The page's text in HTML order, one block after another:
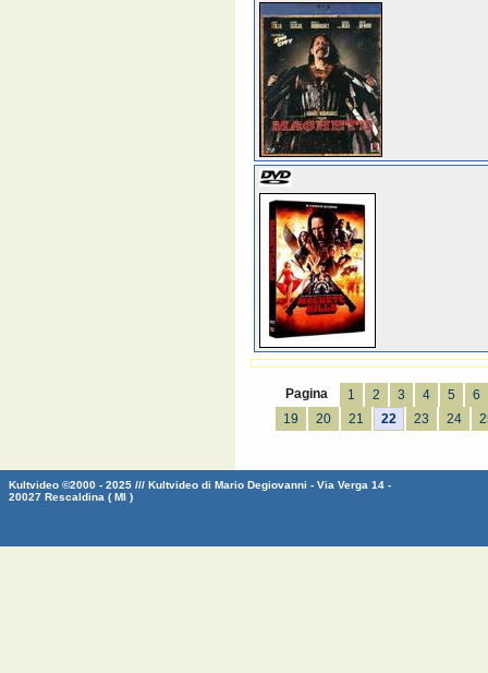
Pagina 1 2 3 4 5
6
19
20 21 22 23 24
Kultvideo ©2000 - 2025 /// Kultvideo di Mario Degiovanni - Via Verga 14 -
20027 Rescaldina ( MI )